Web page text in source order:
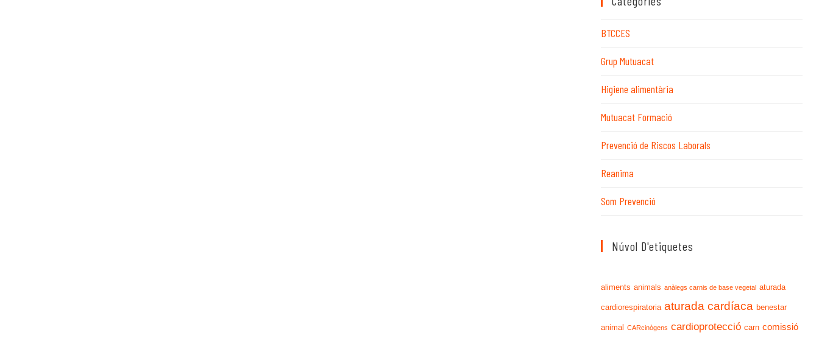
BTCCES
Grup Mutuacat
Higiene alimentària
Mutuacat Formació
Prevenció de Riscos Laborals
Reanima
Som Prevenció
Núvol D'etiquetes
aliments animals anàlegs carnis de base vegetal aturada
cardiorespiratoria aturada cardíaca benestar
animal CARcinògens cardioprotecció carn comissió